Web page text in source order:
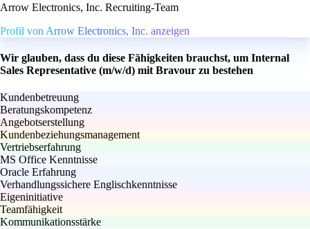
Arrow Electronics, Inc. Recruiting-Team
Profil von Arrow Electronics, Inc. anzeigen
Wir glauben, dass du diese Fähigkeiten brauchst, um Internal
Sales Representative (m/w/d) mit Bravour zu bestehen
Kundenbetreuung
Beratungskompetenz
Angebotserstellung
Kundenbeziehungsmanagement
Vertriebserfahrung
MS Office Kenntnisse
Oracle Erfahrung
Verhandlungssichere Englischkenntnisse
Eigeninitiative
Teamfähigkeit
Kommunikationsstärke